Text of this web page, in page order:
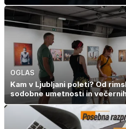
OGLAS
Kam v Ljubljani poleti? Od
sodobne umetnosti in